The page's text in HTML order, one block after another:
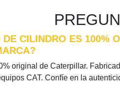
CILINDRO ES 100%
original de Caterpillar.
CAT. Confíe en la